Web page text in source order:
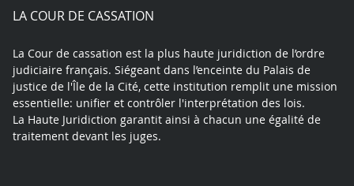
LA COUR DE CASSATION
La Cour de cassation est la plus haute juridiction de l’ordre
judiciaire français. Siégeant dans l’enceinte du Palais de
justice de l'Île de la Cité, cette institution remplit une mission
essentielle: unifier et contrôler l'interprétation des lois.
La Haute Juridiction garantit ainsi à chacun une égalité de
traitement devant les juges.